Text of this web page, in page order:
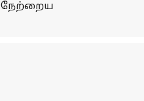
நேற்றைய